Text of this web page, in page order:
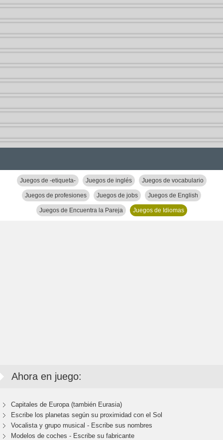
Juegos de -etiqueta- Juegos de inglés Juegos de vocabulario
Juegos de profesiones Juegos de jobs Juegos de English
Juegos de Encuentra la Pareja Juegos de Idiomas
Ahora en juego:
Capitales de Europa (también Eurasia)
Escribe los planetas según su proximidad con el Sol
Vocalista y grupo musical - Escribe sus nombres
Modelos de coches - Escribe su fabricante